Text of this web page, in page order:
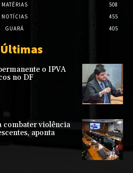
MATÉRIAS
508
NOTÍCIAS
455
GUARÁ
405
Últimas
o IPVA
no DF
combater violência
aponta